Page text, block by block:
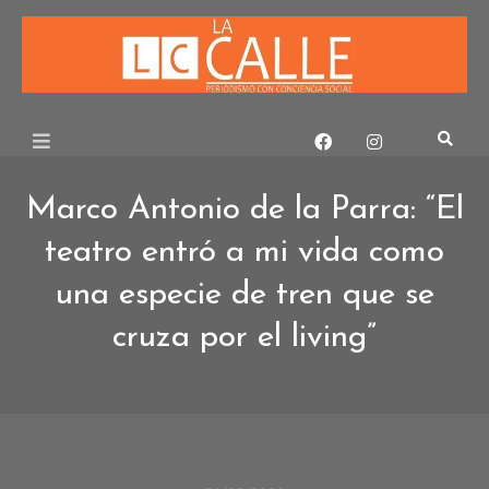
Skip
Marco Antonio de la Parra: “El
teatro entró a mi vida como
una especie de tren que se
cruza por el living”